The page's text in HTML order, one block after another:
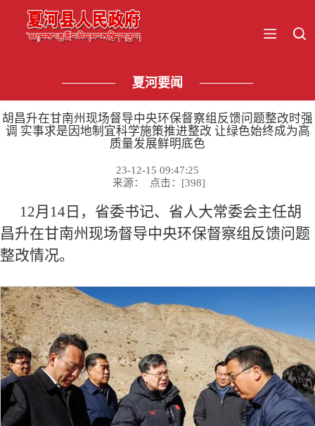
夏河要闻
胡昌升在甘南州现场督导中央环保督察组反馈问题整改时强
调 实事求是因地制宜科学施策推进整改 让绿色始终成为高
质量发展鲜明底色
23-12-15 09:47:25
来源： 点击：[398]
12月14日，省委书记、省人大常委会主任胡
昌升在甘南州现场督导中央环保督察组反馈问题
整改情况。